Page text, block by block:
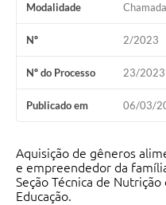
Modalidade
Nº 2/2023
Nº do Processo 23/2023
Publicado em 06/03/
Aquisição de gêneros
e empreendedor da
Seção Técnica de
Educação.